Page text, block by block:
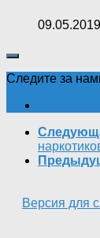
09.05.2019
Следите за
Версия для